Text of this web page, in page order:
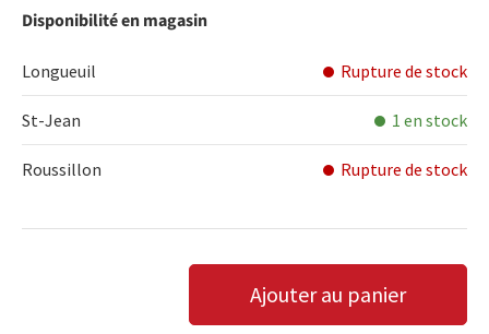
Disponibilité en magasin
Longueuil Rupture de stock
St-Jean 1 en stock
Roussillon Rupture de stock
DIMINUER LA QUANTITÉ
AUGMENTER LA QUANTITÉ
Ajouter au panier